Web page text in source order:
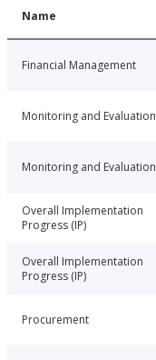
Name
Financial Management
Monitoring and Evaluation
Monitoring and Evaluation
Overall Implementation
Progress (IP)
Overall Implementation
Progress (IP)
Procurement